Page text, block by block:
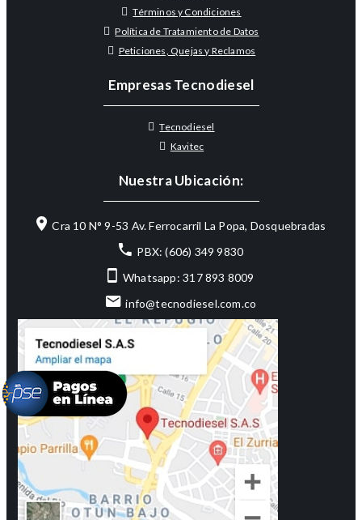
Términos y Condiciones
Política de Tratamiento de Datos
Peticiones, Quejas y Reclamos
Empresas Tecnodiesel
Tecnodiesel
Kavitec
Nuestra Ubicación:
Cra 10 N° 9-53 Av. Ferrocarril La Popa, Dosquebradas
PBX: (606) 349 9830
Whatsapp: 317 893 8009
info@tecnodiesel.com.co